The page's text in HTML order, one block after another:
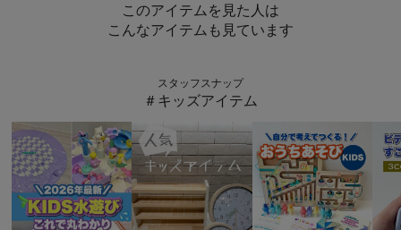
このアイテムを見た人は
こんなアイテムも見ています
スタッフスナップ
＃キッズアイテム